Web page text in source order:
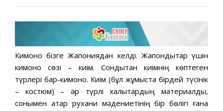
Кимоно бізге Жапониядан келді. Жапондықтар үшін
кимоно сөзі – киім. Сондықтан киімнің көптеген
түрлері бар-кимоно. Киім (бұл жұмыста бірдей түсінік
– костюм) – әр түрлі халықтардың материалдық,
сонымен қатар рухани мәдениетінің бір бөлігі ғана